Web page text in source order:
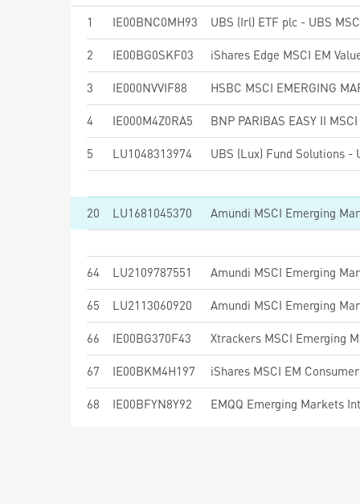
1
IE00BNC0MH93
2 IE00BG0SKF03 iShares Edge MSCI EM
3 IE000NVVIF88
4 IE000M4Z0RA5
5 LU1048313974
20 LU1681045370
64 LU2109787551
65 LU2113060920 Amundi MSCI Emerging
66 IE00BG370F43 Xtrackers MSCI Emerging
67 IE00BKM4H197 iShares MSCI EM
68 IE00BFYN8Y92 EMQQ Emerging Markets